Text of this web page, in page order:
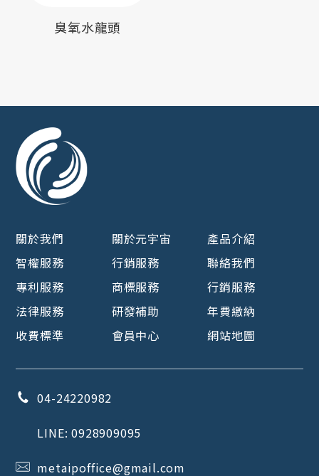
臭氧水龍頭
關於我們 關於元宇宙
產品介紹
智權服務
行銷服務
聯絡我們
專利服務
商標服務
行銷服務
法律服務
研發補助
年費繳納
收費標準
會員中心 網站地圖
04-24220982
LINE:0928909095
metaipoffice@gmail.com